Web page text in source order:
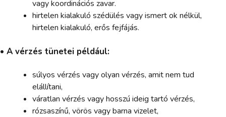
vagy koordinációs zavar.
hirtelen kialakuló szédülés vagy ismert ok nélkül,
hirtelen kialakuló, erős fejfájás.
• A vérzés tünetei például:
súlyos vérzés vagy olyan vérzés, amit nem tud
elállítani,
váratlan vérzés vagy hosszú ideig tartó vérzés,
rózsaszínű, vörös vagy barna vizelet,